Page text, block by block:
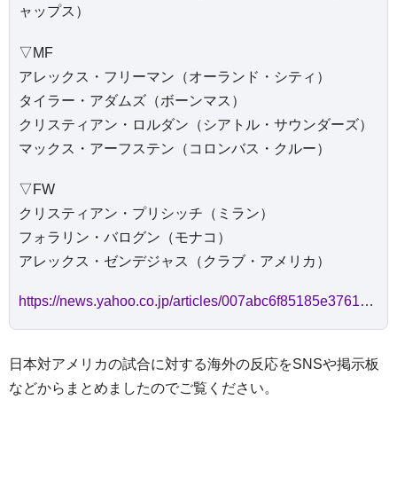
ャップス）
▽MF
アレックス・フリーマン（オーランド・シティ）
タイラー・アダムズ（ボーンマス）
クリスティアン・ロルダン（シアトル・サウンダーズ）
マックス・アーフステン（コロンバス・クルー）
▽FW
クリスティアン・プリシッチ（ミラン）
フォラリン・バログン（モナコ）
アレックス・ゼンデジャス（クラブ・アメリカ）
https://news.yahoo.co.jp/articles/007abc6f85185e3761493946106ecedb66064c76
日本対アメリカの試合に対する海外の反応をSNSや掲示板
などからまとめましたのでご覧ください。